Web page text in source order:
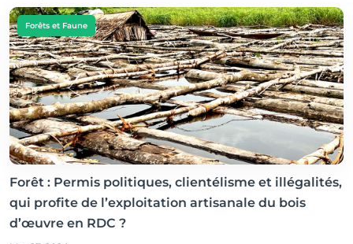
Forêts et Faune
Forêt : Permis politiques, clientélisme et illégalités,
qui profite de l’exploitation artisanale du bois
d’œuvre en RDC ?